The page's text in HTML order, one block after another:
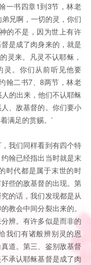
一书四章1到3节，林老
兄啊，一切的灵，你们
的不是，因为世上有许
是成了肉身来的，就是
灵来。凡灵不认耶稣，
灵。你们从前听见他要
翰二书7、8两节，林老
的出来，他们不认耶稣
、敌基督的。你们要小
满足的赏赐。’
我们同样看到有四个特
翰已经指出当时就是末
时代都是属于末世的时
些的敌基督的出现。第
的话，我们发现都是从
教会中间分裂出来的。
辨。有许多似是而非的
我们有诸般辨别灵的恩
道。第三、鉴别敌基督
承认耶稣基督是成了肉